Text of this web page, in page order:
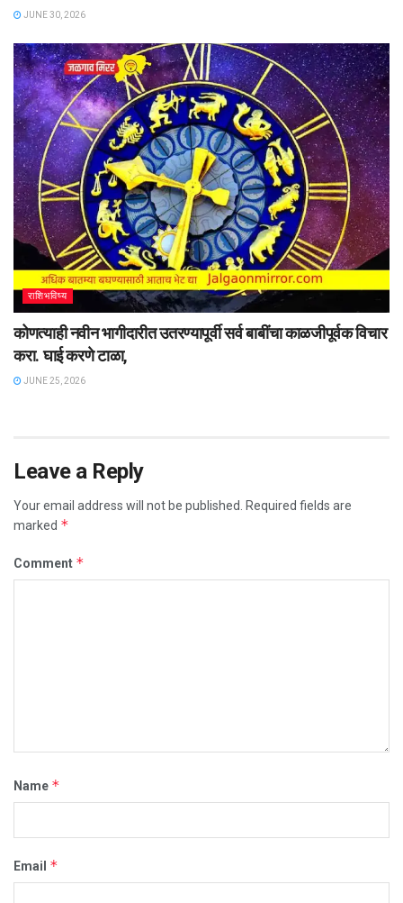
JUNE 30, 2026
राशिभविष्य
कोणत्याही नवीन भागीदारीत उतरण्यापूर्वी सर्व बाबींचा काळजीपूर्वक विचार
करा. घाई करणे टाळा,
JUNE 25, 2026
Leave a Reply
Your email address will not be published.
Required fields are
marked *
Comment *
Name *
Email *